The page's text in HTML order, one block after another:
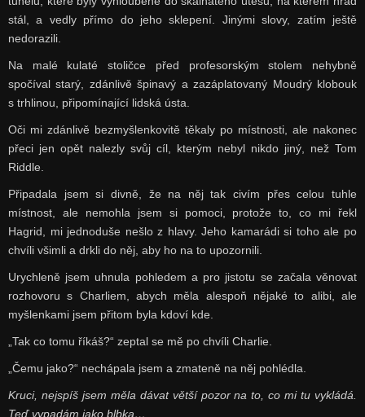
stál, a vedly přímo do jeho sklepení. Jinými slovy, zatím ještě
nedorazili.
Na malé kulaté stoličce před profesorským stolem nehybně
spočíval starý, zdánlivě špinavý a zazáplatovaný Moudrý klobouk
s trhlinou, připomínající lidská ústa.
Oči mi zdánlivě bezmyšlenkovitě těkaly po místnosti, ale nakonec
přeci jen opět nalezly svůj cíl, kterým nebyl nikdo jiný, než Tom
Riddle.
Připadala jsem si divně, že na něj tak civím přes celou tuhle
místnost, ale nemohla jsem si pomoci, protože to, co mi řekl
Hagrid, mi jednoduše nešlo z hlavy. Jeho kamarádi si toho ale po
chvíli všimli a drkli do něj, aby ho na to upozornili.
Urychleně jsem uhnula pohledem a pro jistotu se začala věnovat
rozhovoru s Charliem, abych měla alespoň nějaké to alibi, ale
myšlenkami jsem přitom byla kdoví kde.
„Tak co tomu říkáš?“ zeptal se mě po chvíli Charlie.
„Čemu jako?“ nechápala jsem a zmateně na něj pohlédla.
Kruci, nejspíš jsem měla dávat větší pozor na to, co mi tu vykládá.
Teď vypadám jako blbka…